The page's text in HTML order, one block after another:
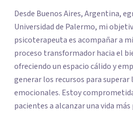
Desde Buenos Aires, Argentina,
Universidad de Palermo, mi
psicoterapeuta es acompañar a
proceso transformador hacia el
ofreciendo un espacio cálido y
generar los recursos para superar
emocionales. Estoy
pacientes a alcanzar una vida